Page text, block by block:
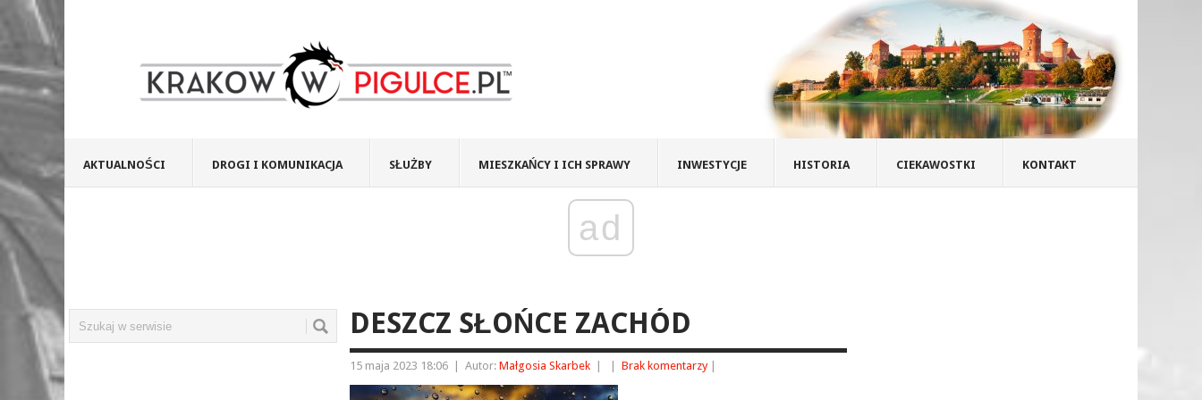
AKTUALNOŚCI DROGI I KOMUNIKACJA SŁUŻBY MIESZKAŃCY I ICH SPRAWY INWESTYCJE HISTORIA CIEKAWOSTKI KONTAKT
ad
DESZCZ SŁOŃCE ZACHÓD
15 maja 2023 18:06 Autor: Małgosia Skarbek Brak komentarzy